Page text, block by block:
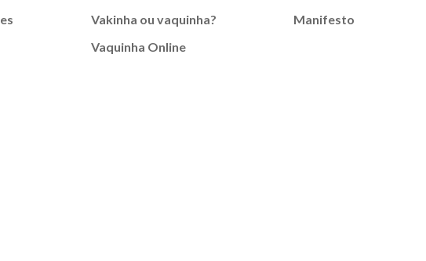
Vakinha ou vaquinha?
Vaquinha Online
Manifesto